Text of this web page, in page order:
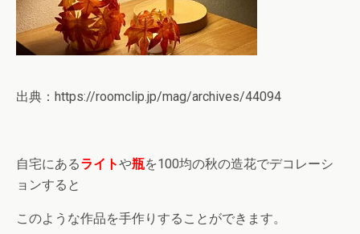
出典：https://roomclip.jp/mag/archives/44094
自宅にあるライトや瓶を100均の秋の造花でデコレーシ
ョンすると
このような作品を手作りすることができます。